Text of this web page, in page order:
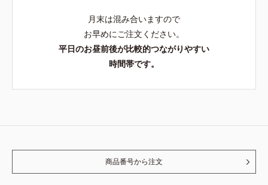
月末は混み合いますので
お早めにご注文ください。
平日のお昼前後が比較的つながりやすい
時間帯です。
商品番号から注文